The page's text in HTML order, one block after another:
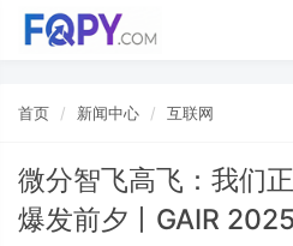
首页 新闻中心 互联网
微分智飞高飞：我们
爆发前夕丨GAIR 2025